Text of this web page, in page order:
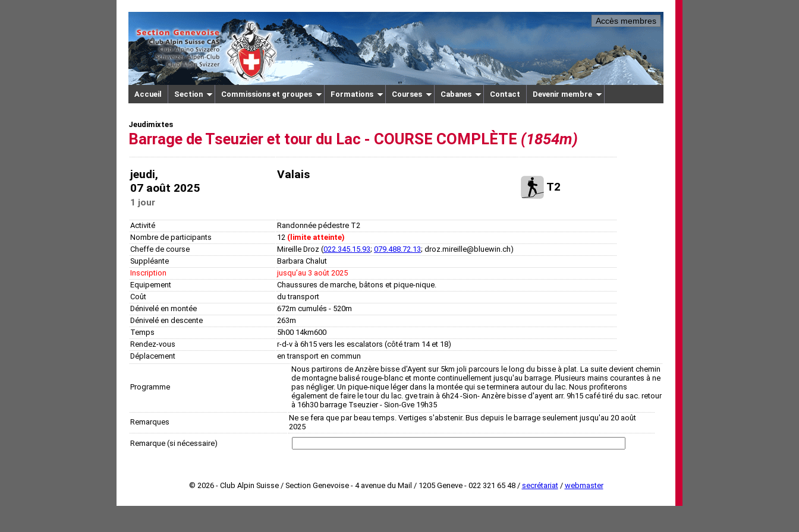
Accès membres
Accueil Section Commissions et groupes Formations Courses Cabanes Contact Devenir membre
Jeudimixtes
Barrage de Tseuzier et tour du Lac - COURSE COMPLÈTE (1854m)
jeudi,
07 août 2025
1 jour
Valais
T2
Activité
Randonnée pédestre T2
Nombre de participants
12 (limite atteinte)
Cheffe de course
Mireille Droz (022.345.15.93; 079.488.72.13; droz.mireille@bluewin.ch)
Suppléante
Barbara Chalut
Inscription
jusquʼau 3 août 2025
Equipement
Chaussures de marche, bâtons et pique-nique.
Coût
du transport
Dénivelé en montée
672m cumulés - 520m
Dénivelé en descente
263m
Temps
5h00 14km600
Rendez-vous
r-d-v à 6h15 vers les escalators (côté tram 14 et 18)
Déplacement
en transport en commun
Programme
Nous partirons de Anzère bisse d'Ayent sur 5km joli parcours le long du bisse à plat. La suite devient chemin
de montagne balisé rouge-blanc et monte continuellement jusqu'au barrage. Plusieurs mains courantes à ne
pas négliger. Un pique-nique léger dans la montée qui se terminera autour du lac. Nous profiterons
également de faire le tour du lac. gve train à 6h24 -Sion- Anzère bisse d'ayent arr. 9h15 café tiré du sac. retour
à 16h30 barrage Tseuzier - Sion-Gve 19h35
Remarques
Ne se fera que par beau temps. Vertiges s'abstenir. Bus depuis le barrage seulement jusqu'au 20 août
2025
Remarque (si nécessaire)
© 2026 - Club Alpin Suisse / Section Genevoise - 4 avenue du Mail / 1205 Geneve - 022 321 65 48 / secrétariat/ webmaster